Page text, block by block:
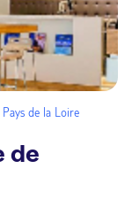
Pays de la Loire
de